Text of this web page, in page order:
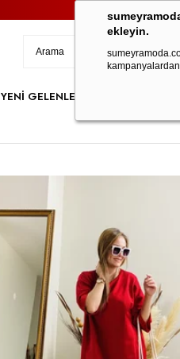
ekleyin.
3000TL VE ÜZERİ TÜM
YENİ GELENLER